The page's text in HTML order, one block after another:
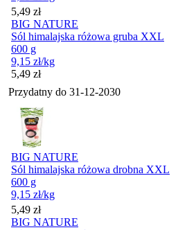
Cena
5,49 zł
BIG NATURE
Sól himalajska różowa gruba XXL
600 g
9,15 zł/kg
Cena
5,49 zł
Przydatny do 31-12-2030
BIG NATURE
Sól himalajska różowa drobna XXL
600 g
9,15 zł/kg
Cena
5,49 zł
BIG NATURE